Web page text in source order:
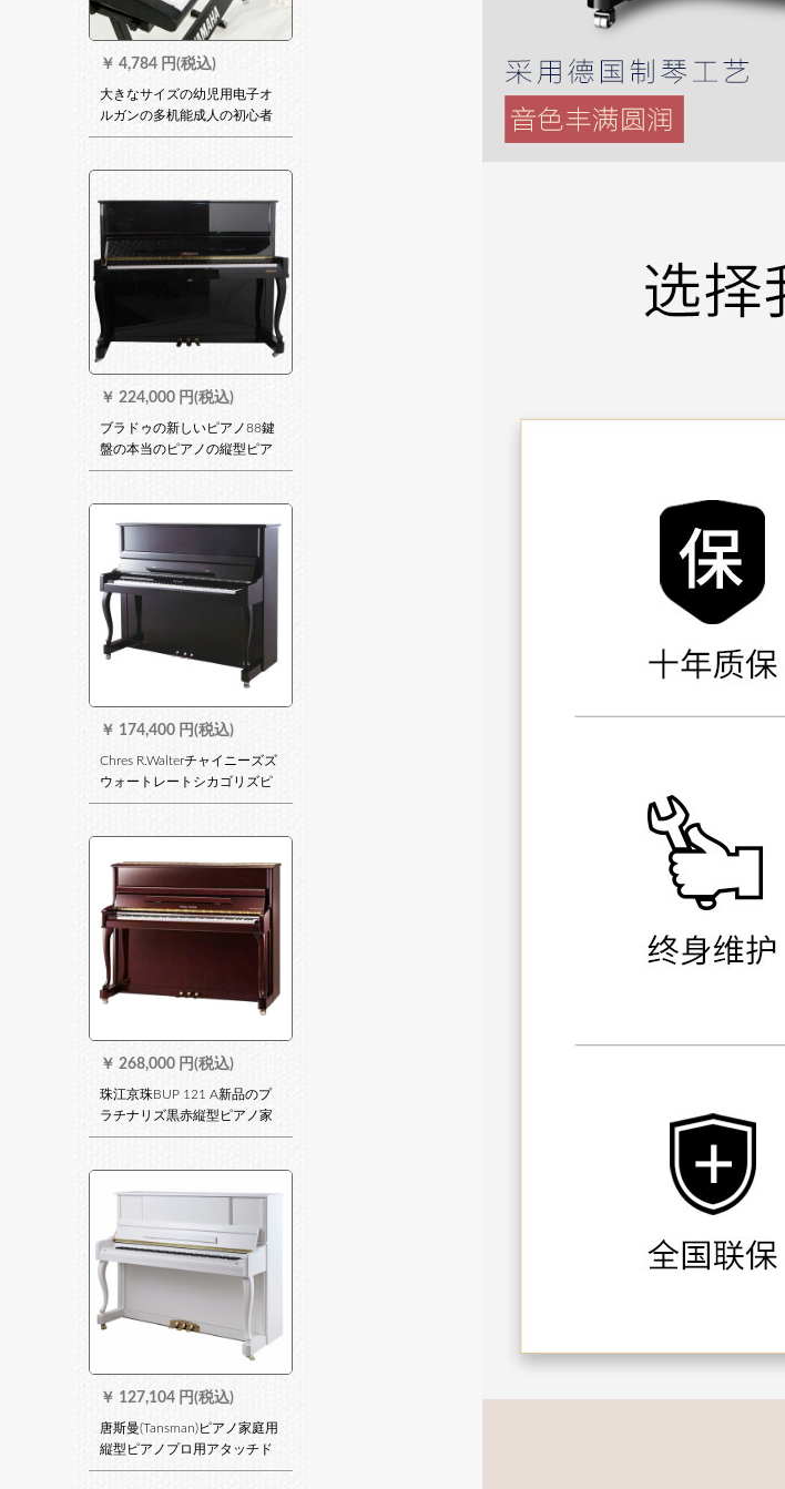
￥ 4,784 円(税込)
大きなサイズの幼児用电子オ
ルガンの多机能成人の初心者
の子供入门61ピアノのキーボ
棚+
￥ 224,000 円(税込)
ブラドゥの新しいピアノ88鍵
盤の本当のピアノの縦型ピア
ノは北京の同城のピアノをレ
のサビスのピアノを加減しま
す。
￥ 174,400 円(税込)
Chres R.Walterチャイニーズズ
ウォートレートシカゴリズピ
アCH-211 PEプロ用演奏级縦
￥ 268,000 円(税込)
珠江京珠BUP 121 A新品のプ
ラチナリズ黒赤縦型ピアノ家
庭用プロ用教育用ワイントラ
￥ 127,104 円(税込)
唐斯曼(Tansman)ピアノ家庭用
縦型ピアノプロ用アタッチド
试验でピアノ初心者成人练习